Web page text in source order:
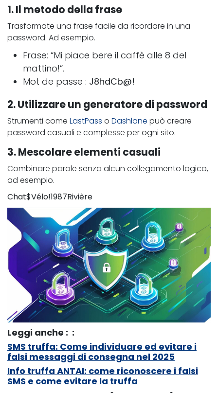
1. Il metodo della frase
Trasformate una frase facile da ricordare in una
password. Ad esempio.
Frase: “Mi piace bere il caffè alle 8 del
mattino!”.
Mot de passe : J8hdCb@!
2. Utilizzare un generatore di password
Strumenti come LastPass o Dashlane può creare
password casuali e complesse per ogni sito.
3. Mescolare elementi casuali
Combinare parole senza alcun collegamento logico,
ad esempio.
Chat$Vélo!1987Rivière
Leggi anche : :
SMS truffa: Come individuare ed evitare i
falsi messaggi di consegna nel 2025
Info truffa ANTAI: come riconoscere i falsi
SMS e come evitare la truffa